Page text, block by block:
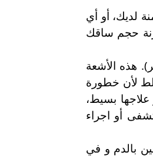
لديك، أو أي
حجم ساقك
هذه الأشعة
لأن خطورة
بسيط،
أو اجراء
بالدم و في